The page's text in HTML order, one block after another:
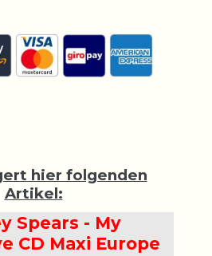
hier folgenden
Artikel:
Spears - My
CD Maxi Europe